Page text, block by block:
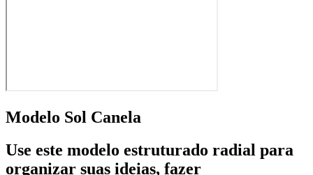
Modelo Sol Canela
Use este modelo estruturado radial para
organizar suas ideias, fazer